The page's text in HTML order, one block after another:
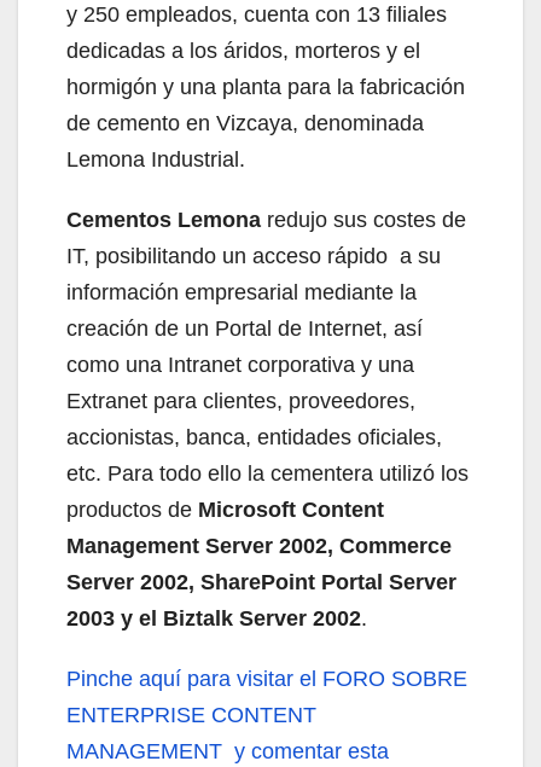
y 250 empleados, cuenta con 13 filiales
dedicadas a los áridos, morteros y el
hormigón y una planta para la fabricación
de cemento en Vizcaya, denominada
Lemona Industrial.
Cementos Lemona redujo sus costes de
IT, posibilitando un acceso rápido a su
información empresarial mediante la
creación de un Portal de Internet, así
como una Intranet corporativa y una
Extranet para clientes, proveedores,
accionistas, banca, entidades oficiales,
etc. Para todo ello la cementera utilizó los
productos de Microsoft Content
Management Server 2002, Commerce
Server 2002, SharePoint Portal Server
2003 y el Biztalk Server 2002.
Pinche aquí para visitar el FORO SOBRE
ENTERPRISE CONTENT
MANAGEMENT y comentar esta